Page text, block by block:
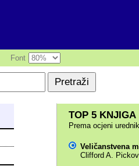
Font
TOP 5 KNJIGA
Prema ocjeni
Veličanstvena
Clifford A.